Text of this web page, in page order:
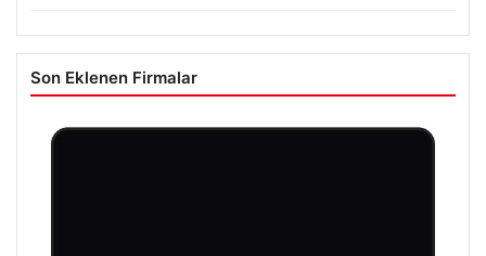
Son Eklenen Firmalar